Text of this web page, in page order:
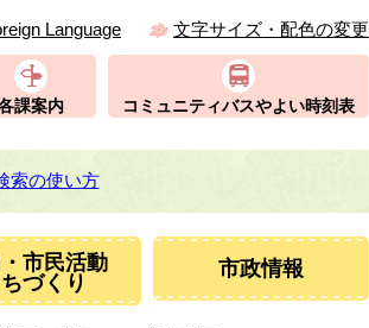
Language 文字サイズ・配色の変更
課案内 コミュニティバスやよい時刻表
索の使い方
市民活動
づくり
市政情報